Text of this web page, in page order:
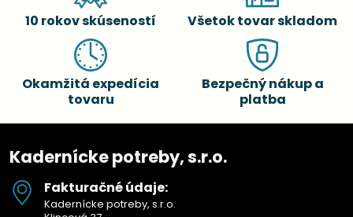
10 rokov skúseností Všetok tovar skladom
Okamžitá expedícia
tovaru
Bezpečný nákup a
platba
Kadernícke potreby, s.r.o.
Fakturačné údaje:
Kadernícke potreby, s.r.o.